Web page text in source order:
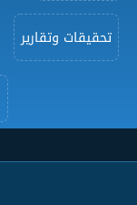
تحقيقات وتقارير